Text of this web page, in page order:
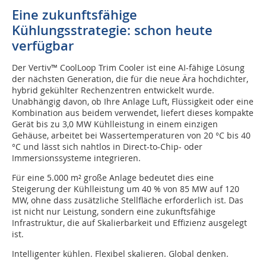
Eine zukunftsfähige
Kühlungsstrategie: schon heute
verfügbar
Der Vertiv™ CoolLoop Trim Cooler ist eine AI-fähige Lösung
der nächsten Generation, die für die neue Ära hochdichter,
hybrid gekühlter Rechenzentren entwickelt wurde.
Unabhängig davon, ob Ihre Anlage Luft, Flüssigkeit oder eine
Kombination aus beidem verwendet, liefert dieses kompakte
Gerät bis zu 3,0 MW Kühlleistung in einem einzigen
Gehäuse, arbeitet bei Wassertemperaturen von 20 °C bis 40
°C und lässt sich nahtlos in Direct-to-Chip- oder
Immersionssysteme integrieren.
Für eine 5.000 m² große Anlage bedeutet dies eine
Steigerung der Kühlleistung um 40 % von 85 MW auf 120
MW, ohne dass zusätzliche Stellfläche erforderlich ist. Das
ist nicht nur Leistung, sondern eine zukunftsfähige
Infrastruktur, die auf Skalierbarkeit und Effizienz ausgelegt
ist.
Intelligenter kühlen. Flexibel skalieren. Global denken.